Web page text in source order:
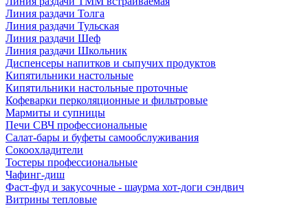
Линия раздачи Толга
Линия раздачи Тульская
Линия раздачи Шеф
Линия раздачи Школьник
Диспенсеры напитков и сыпучих продуктов
Кипятильники настольные
Кипятильники настольные проточные
Кофеварки перколяционные и фильтровые
Мармиты и супницы
Печи СВЧ профессиональные
Салат-бары и буфеты самообслуживания
Сокоохладители
Тостеры профессиональные
Чафинг-диш
Фаст-фуд и закусочные - шаурма хот-доги сэндвич
Витрины тепловые